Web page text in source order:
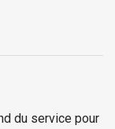
du service pour